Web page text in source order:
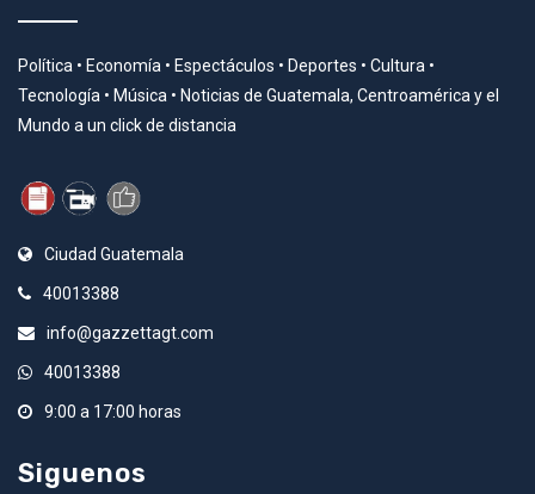
Política • Economía • Espectáculos • Deportes • Cultura •
Tecnología • Música • Noticias de Guatemala, Centroamérica y el
Mundo a un click de distancia
Ciudad Guatemala
40013388
info@gazzettagt.com
40013388
9:00 a 17:00 horas
Siguenos